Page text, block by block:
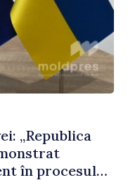
„Republica
în procesul